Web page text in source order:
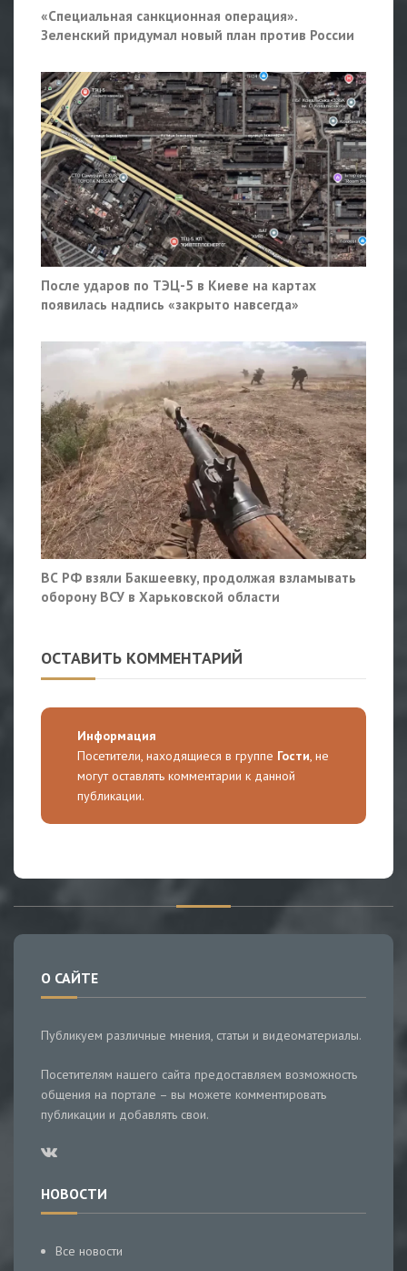
«Специальная санкционная операция».
Зеленский придумал новый план против России
После ударов по ТЭЦ-5 в Киеве на картах
появилась надпись «закрыто навсегда»
ВС РФ взяли Бакшеевку, продолжая взламывать
оборону ВСУ в Харьковской области
ОСТАВИТЬ КОММЕНТАРИЙ
Информация
Посетители, находящиеся в группе Гости, не
могут оставлять комментарии к данной
публикации.
О САЙТЕ
Публикуем различные мнения, статьи и видеоматериалы.
Посетителям нашего сайта предоставляем возможность
общения на портале – вы можете комментировать
публикации и добавлять свои.
НОВОСТИ
Все новости